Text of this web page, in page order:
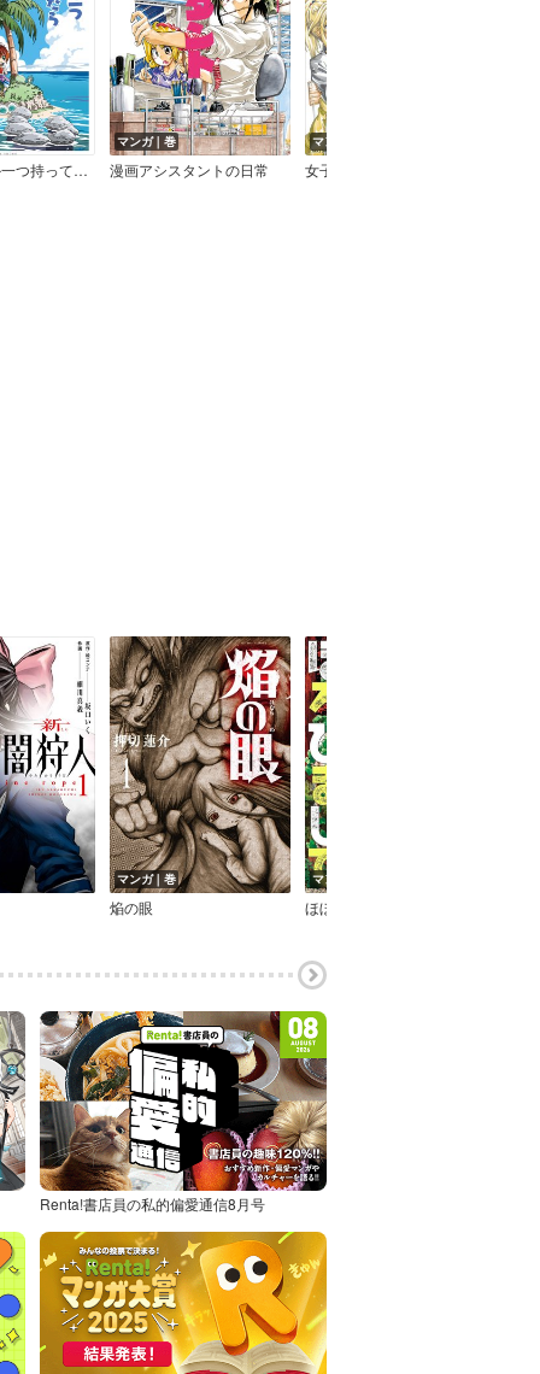
無人島に何か一つ持ってくとしたら何持ってく？って話
マンガ｜巻
漫画アシスタントの日常
マンガ｜巻
女子力向上カツドウキロク
マンガ｜巻
焔の眼
マンガ｜巻
ほぼほぼほろびまして
Renta!書店員の私的偏愛通信8月号